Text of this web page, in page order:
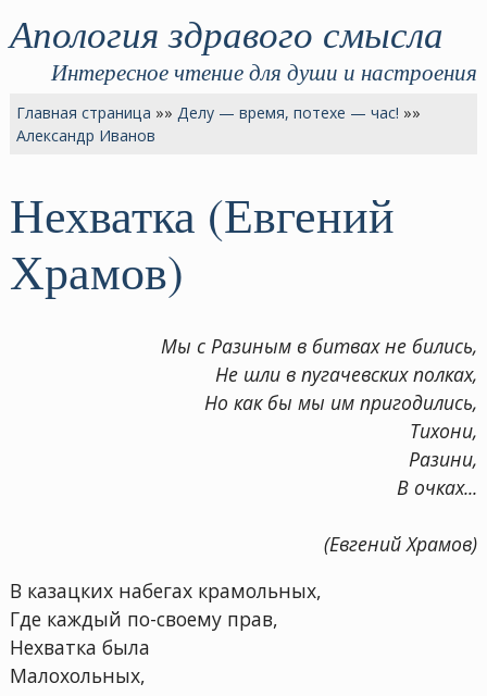
Апология здравого смысла
Интересное чтение для души и настроения
Главная страница »»Делу — время, потехе — час! »»
Александр Иванов
Нехватка (Евгений
Храмов)
Мы с Разиным в битвах не бились,
Не шли в пугачевских полках,
Но как бы мы им пригодились,
Тихони,
Разини,
В очках...
(Евгений Храмов)
В казацких набегах крамольных,
Где каждый по-своему прав,
Нехватка была
Малохольных,